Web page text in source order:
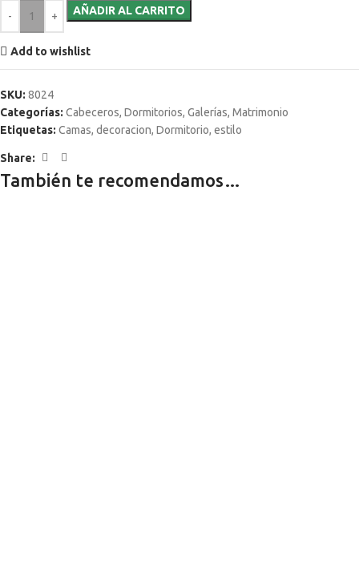
AÑADIR AL CARRITO
Add to wishlist
SKU: 8024
Categorías: Cabeceros, Dormitorios, Galerías, Matrimonio
Etiquetas: Camas, decoracion, Dormitorio, estilo
Share:
También te recomendamos…